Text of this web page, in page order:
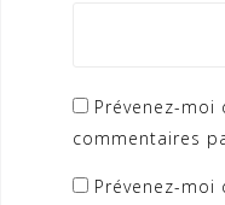
Prévenez-moi
commentaires
Prévenez-moi